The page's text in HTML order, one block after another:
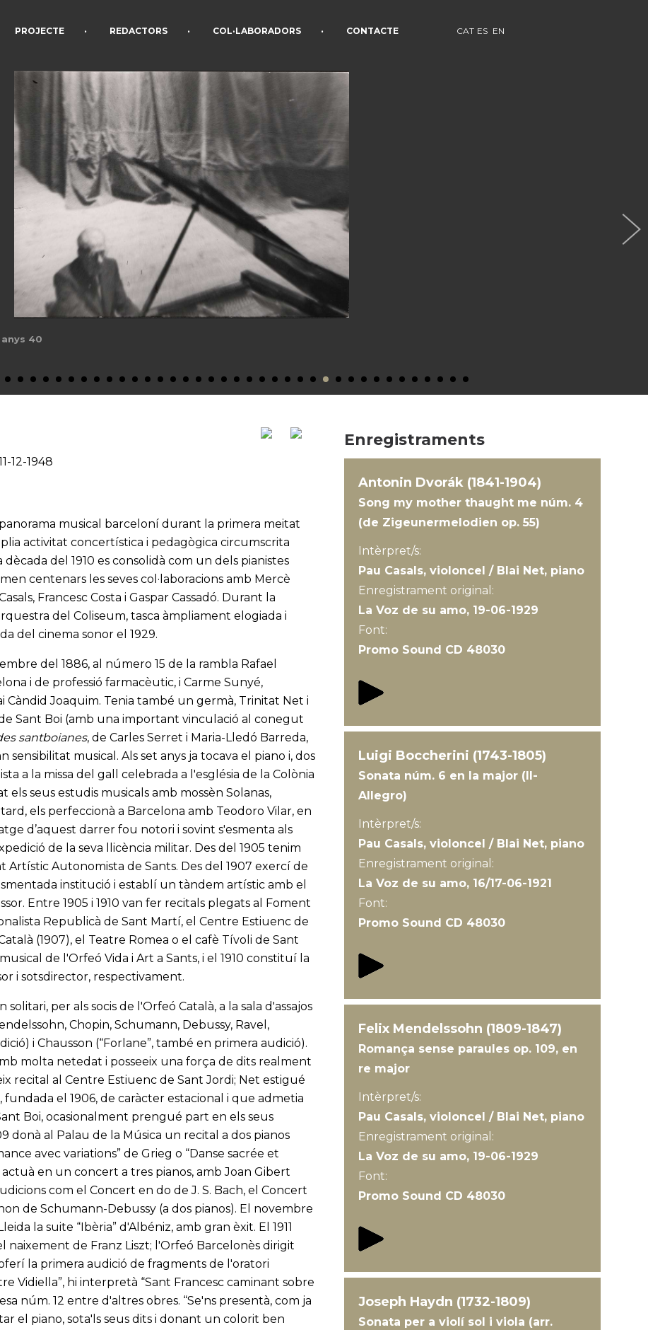
PROJECTE • REDACTORS • COL·LABORADORS • CONTACTE CAT ES EN
40
12-1948
musical barceloní durant la primera meitat
activitat concertística i pedagògica circumscrita
del 1910 es consolidà com un dels pianistes
centenars les seves col·laboracions amb Mercè
Francesc Costa i Gaspar Cassadó. Durant la
del Coliseum, tasca àmpliament elogiada i
del cinema sonor el 1929.
del 1886, al número 15 de la rambla Rafael
i de professió farmacèutic, i Carme Sunyé,
Càndid Joaquim. Tenia també un germà, Trinitat Net i
Sant Boi (amb una important vinculació al conegut
santboianes, de Carles Serret i Maria-Lledó Barreda,
musical. Als set anys ja tocava el piano i, dos
a la missa del gall celebrada a l'església de la Colònia
els seus estudis musicals amb mossèn Solanas,
els perfeccionà a Barcelona amb Teodoro Vilar, en
d’aquest darrer fou notori i sovint s'esmenta als
de la seva llicència militar. Des del 1905 tenim
Autonomista de Sants. Des del 1907 exercí de
institució i establí un tàndem artístic amb el
Entre 1905 i 1910 van fer recitals plegats al Foment
Republicà de Sant Martí, el Centre Estiuenc de
(1907), el Teatre Romea o el cafè Tívoli de Sant
de l'Orfeó Vida i Art a Sants, i el 1910 constituí la
i sotsdirector, respectivament.
per als socis de l'Orfeó Català, a la sala d'assajos
Chopin, Schumann, Debussy, Ravel,
i Chausson (“Forlane”, també en primera audició).
molta netedat i posseeix una força de dits realment
recital al Centre Estiuenc de Sant Jordi; Net estigué
el 1906, de caràcter estacional i que admetia
Boi, ocasionalment prengué part en els seus
donà al Palau de la Música un recital a dos pianos
avec variations” de Grieg o “Danse sacrée et
en un concert a tres pianos, amb Joan Gibert
com el Concert en do de J. S. Bach, el Concert
de Schumann-Debussy (a dos pianos). El novembre
la suite “Ibèria” d'Albéniz, amb gran èxit. El 1911
de Franz Liszt; l'Orfeó Barcelonès dirigit
la primera audició de fragments de l'oratori
Vidiella”, hi interpretà “Sant Francesc caminant sobre
núm. 12 entre d'altres obres. “Se'ns presentà, com ja
el piano, sota'ls seus dits i donant un colorit ben
Enregistraments
Antonin Dvorák (1841-1904)
Song my mother thaught me núm. 4
(de Zigeunermelodien op. 55)
Intèrpret/s:
Pau Casals, violoncel / Blai Net, piano
Enregistrament original:
La Voz de su amo, 19-06-1929
Font:
Promo Sound CD 48030
Luigi Boccherini (1743-1805)
Sonata núm. 6 en la major (II-
Allegro)
Intèrpret/s:
Pau Casals, violoncel / Blai Net, piano
Enregistrament original:
La Voz de su amo, 16/17-06-1921
Font:
Promo Sound CD 48030
Felix Mendelssohn (1809-1847)
Romança sense paraules op. 109, en
re major
Intèrpret/s:
Pau Casals, violoncel / Blai Net, piano
Enregistrament original:
La Voz de su amo, 19-06-1929
Font:
Promo Sound CD 48030
Joseph Haydn (1732-1809)
Sonata per a violí sol i viola (arr.